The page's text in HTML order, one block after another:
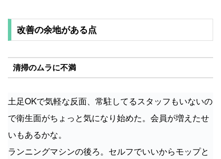
改善の余地がある点
清掃のムラに不満
土足OKで気軽な反面、常駐してるスタッフもいないの
で衛生面がちょっと気になり始めた。会員が増えたせ
いもあるかな。
ランニングマシンの後ろ。セルフでいいからモップと